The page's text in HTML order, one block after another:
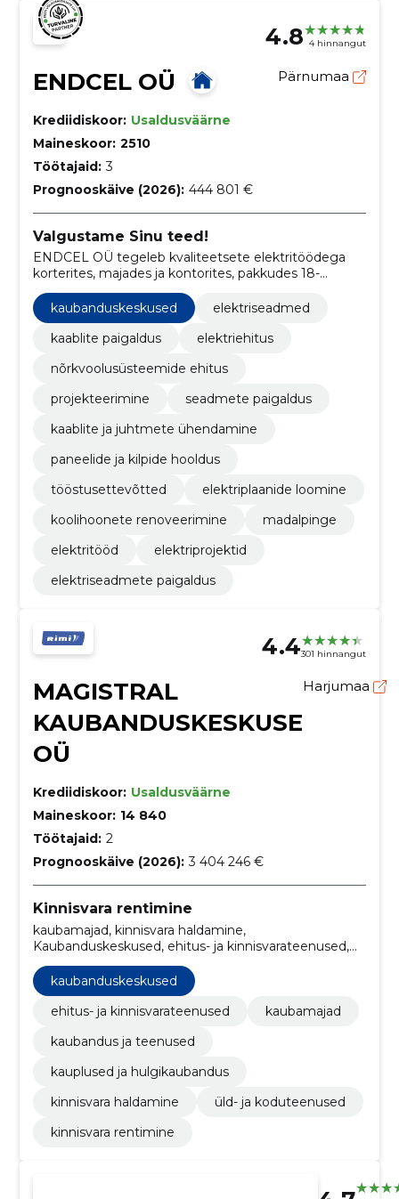
4.8 4 hinnangut
ENDCEL OÜ Pärnumaa
Krediidiskoor: Usaldusväärne
Maineskoor: 2510
Töötajaid: 3
Prognooskäive (2026): 444 801 €
Valgustame Sinu teed!
ENDCEL OÜ tegeleb kvaliteetsete elektritöödega
korterites, majades ja kontorites, pakkudes 18-
aastase kogemusega ekspertiisi ja pühendades end
elektrisüsteemide ohutusele ja usaldusväärsusele.
kaubanduskeskused
elektriseadmed
kaablite paigaldus
elektriehitus
nõrkvoolusüsteemide ehitus
projekteerimine
seadmete paigaldus
kaablite ja juhtmete ühendamine
paneelide ja kilpide hooldus
tööstusettevõtted
elektriplaanide loomine
koolihoonete renoveerimine
madalpinge
elektritööd
elektriprojektid
elektriseadmete paigaldus
4.4301 hinnangut
MAGISTRAL
KAUBANDUSKESKUSE
OÜ
Harjumaa
Krediidiskoor: Usaldusväärne
Maineskoor: 14 840
Töötajaid: 2
Prognooskäive (2026): 3 404 246 €
Kinnisvara rentimine
kaubamajad, kinnisvara haldamine,
Kaubanduskeskused, ehitus- ja kinnisvarateenused,
kaubandus ja teenused, kauplused ja hulgikaubandus,
üld- ja koduteenused
kaubanduskeskused
ehitus- ja kinnisvarateenused
kaubamajad
kaubandus ja teenused
kauplused ja hulgikaubandus
kinnisvara haldamine
üld- ja koduteenused
kinnisvara rentimine